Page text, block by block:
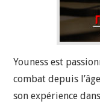
Youness est
combat depuis
son expérience